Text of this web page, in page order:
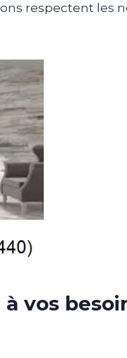
respectent les
vos